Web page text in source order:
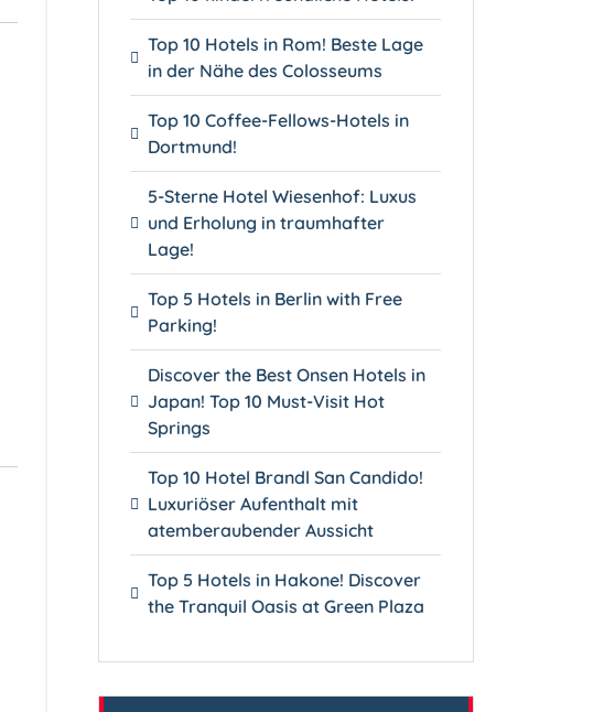
Top 10 Hotels in Rom! Beste Lage
in der Nähe des Colosseums
Top 10 Coffee-Fellows-Hotels in
Dortmund!
5-Sterne Hotel Wiesenhof: Luxus
und Erholung in traumhafter
Lage!
Top 5 Hotels in Berlin with Free
Parking!
Discover the Best Onsen Hotels in
Japan! Top 10 Must-Visit Hot
Springs
Top 10 Hotel Brandl San Candido!
Luxuriöser Aufenthalt mit
atemberaubender Aussicht
Top 5 Hotels in Hakone! Discover
the Tranquil Oasis at Green Plaza